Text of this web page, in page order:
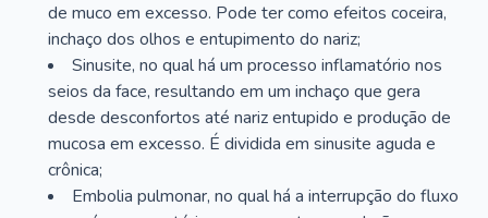
de muco em excesso. Pode ter como efeitos coceira,
inchaço dos olhos e entupimento do nariz;
Sinusite, no qual há um processo inflamatório nos
seios da face, resultando em um inchaço que gera
desde desconfortos até nariz entupido e produção de
mucosa em excesso. É dividida em sinusite aguda e
crônica;
Embolia pulmonar, no qual há a interrupção do fluxo